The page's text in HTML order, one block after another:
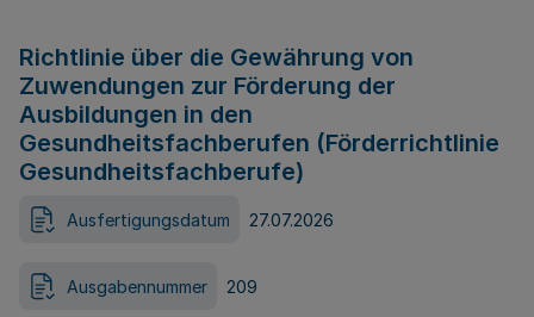
Richtlinie über die Gewährung von
Zuwendungen zur Förderung der
Ausbildungen in den
Gesundheitsfachberufen (Förderrichtlinie
Gesundheitsfachberufe)
Ausfertigungsdatum 27.07.2026
Ausgabennummer 209